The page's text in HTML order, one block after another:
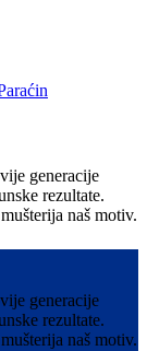
generacije
rezultate.
naš motiv.
generacije
rezultate.
naš motiv.